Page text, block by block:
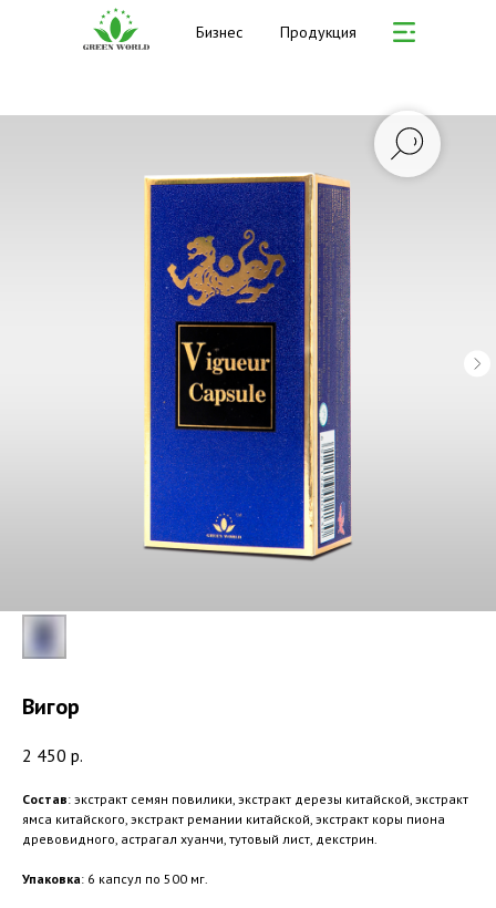
Бизнес Продукция
Вигор
2 450 р.
Состав: экстракт семян повилики, экстракт дерезы китайской, экстракт
ямса китайского, экстракт ремании китайской, экстракт коры пиона
древовидного, астрагал хуанчи, тутовый лист, декстрин.
Упаковка: 6 капсул по 500 мг.